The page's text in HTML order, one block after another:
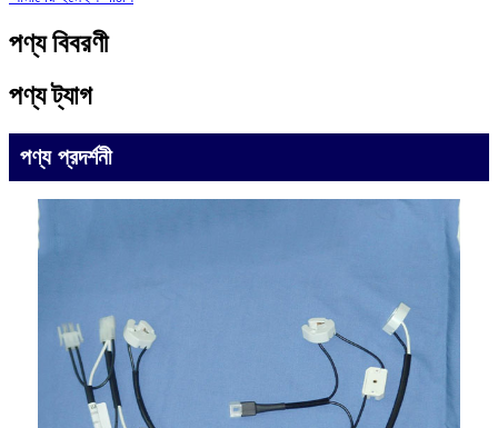
পণ্য বিবরণী
পণ্য ট্যাগ
পণ্য প্রদর্শনী